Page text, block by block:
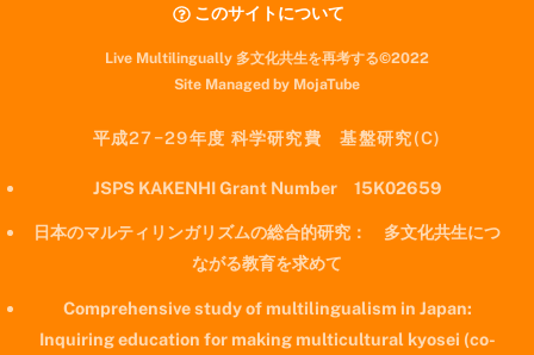
このサイトについて
Live Multilingually 多文化共生を再考する©2022
Site Managed by MojaTube
平成27−29年度 科学研究費 基盤研究(C)
JSPS KAKENHI Grant Number 15K02659
日本のマルティリンガリズムの総合的研究： 多文化共生につ
ながる教育を求めて
Comprehensive study of multilingualism in Japan:
Inquiring education for making multicultural kyosei (co-